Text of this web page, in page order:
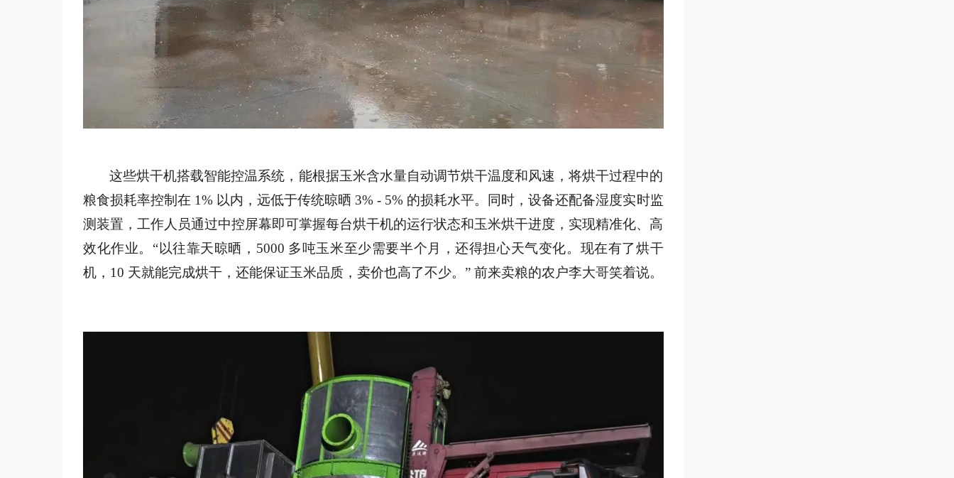
这些烘干机搭载智能控温系统，能根据玉米含水量自动调节烘干温度和风速，将烘干过程中的
粮食损耗率控制在 1% 以内，远低于传统晾晒 3% - 5% 的损耗水平。同时，设备还配备湿度实时监
测装置，工作人员通过中控屏幕即可掌握每台烘干机的运行状态和玉米烘干进度，实现精准化、高
效化作业。“以往靠天晾晒，5000 多吨玉米至少需要半个月，还得担心天气变化。现在有了烘干
机，10 天就能完成烘干，还能保证玉米品质，卖价也高了不少。” 前来卖粮的农户李大哥笑着说。